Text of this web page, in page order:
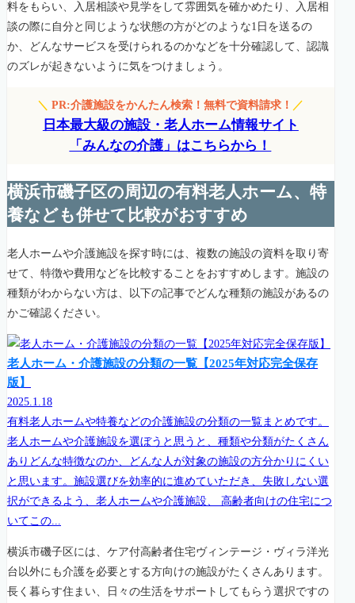
料をもらい、入居相談や見学をして雰囲気を確かめたり、入居相
談の際に自分と同じような状態の方がどのような1日を送るの
か、どんなサービスを受けられるのかなどを十分確認して、認識
のズレが起きないように気をつけましょう。
＼PR:介護施設をかんたん検索！無料で資料請求！ ／
日本最大級の施設・老人ホーム情報サイト
「みんなの介護」はこちらから！
横浜市磯子区の周辺の有料老人ホーム、特
養なども併せて比較がおすすめ
老人ホームや介護施設を探す時には、複数の施設の資料を取り寄
せて、特徴や費用などを比較することをおすすめします。施設の
種類がわからない方は、以下の記事でどんな種類の施設があるの
かご確認ください。
老人ホーム・介護施設の分類の一覧【2025年対応完全保存
版】
2025.1.18
有料老人ホームや特養などの介護施設の分類の一覧まとめです。
老人ホームや介護施設を選ぼうと思うと、種類や分類がたくさん
ありどんな特徴なのか、どんな人が対象の施設の方分かりにくい
と思います。施設選びを効率的に進めていただき、失敗しない選
択ができるよう、老人ホームや介護施設、 高齢者向けの住宅につ
いてこの...
横浜市磯子区には、ケア付高齢者住宅ヴィンテージ・ヴィラ洋光
台以外にも介護を必要とする方向けの施設がたくさんあります。
長く暮らす住まい、日々の生活をサポートしてもらう選択ですの